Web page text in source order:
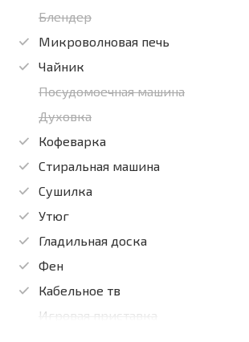
Блендер
Микроволновая печь
Чайник
Посудомоечная машина
Духовка
Кофеварка
Стиральная машина
Сушилка
Утюг
Гладильная доска
Фен
Кабельное тв
Игровая приставка